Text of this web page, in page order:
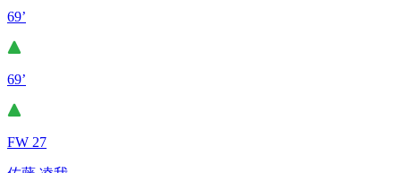
69’
69’
FW 27